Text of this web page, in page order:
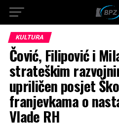
KULTURA
Čović, Filipović i
strateškim
upriličen posjet
franjevkama o
Vlade RH